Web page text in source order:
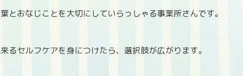
とおなじことを大切にしていらっしゃる事業所さんです。
るセルフケアを身につけたら、選択肢が広がります。